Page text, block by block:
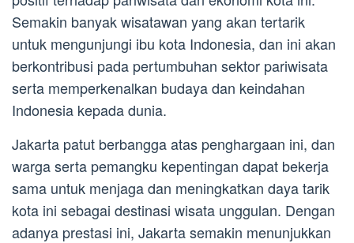
Semakin banyak wisatawan yang akan tertarik
untuk mengunjungi ibu kota Indonesia, dan ini akan
berkontribusi pada pertumbuhan sektor pariwisata
serta memperkenalkan budaya dan keindahan
Indonesia kepada dunia.
Jakarta patut berbangga atas penghargaan ini, dan
warga serta pemangku kepentingan dapat bekerja
sama untuk menjaga dan meningkatkan daya tarik
kota ini sebagai destinasi wisata unggulan. Dengan
adanya prestasi ini, Jakarta semakin menunjukkan